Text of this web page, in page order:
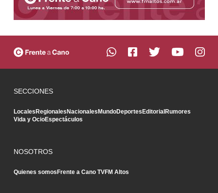
SECCIONES
LocalesRegionalesNacionalesMundoDeportesEditorialRumores
Vida y OcioEspectáculos
NOSOTROS
Quienes somosFrente a Cano TVFM Altos